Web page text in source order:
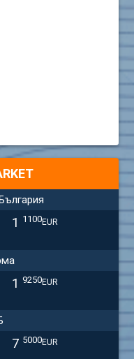
1 1100EUR
1 9250EUR
7 5000EUR